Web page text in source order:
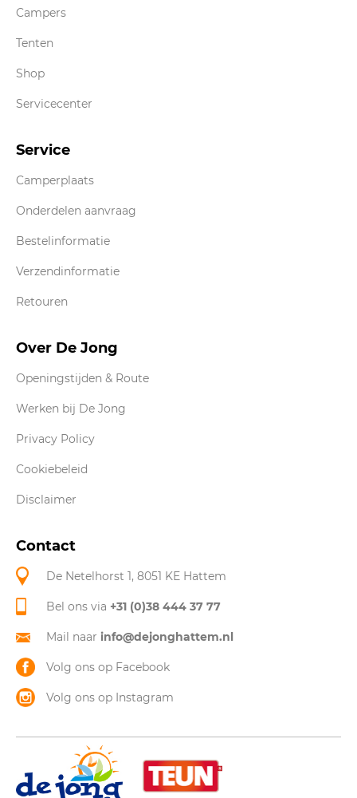
Campers
Tenten
Shop
Servicecenter
Service
Camperplaats
Onderdelen aanvraag
Bestelinformatie
Verzendinformatie
Retouren
Over De Jong
Openingstijden & Route
Werken bij De Jong
Privacy Policy
Cookiebeleid
Disclaimer
Contact
De Netelhorst 1, 8051 KE Hattem
Bel ons via +31 (0)38 444 37 77
Mail naar info@dejonghattem.nl
Volg ons op Facebook
Volg ons op Instagram